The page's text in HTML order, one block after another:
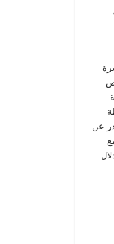
عن